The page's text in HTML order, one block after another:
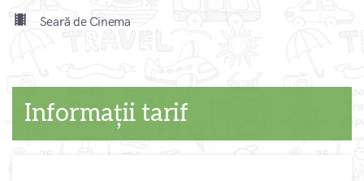
local_movies Seară de Cinema
Informații tarif